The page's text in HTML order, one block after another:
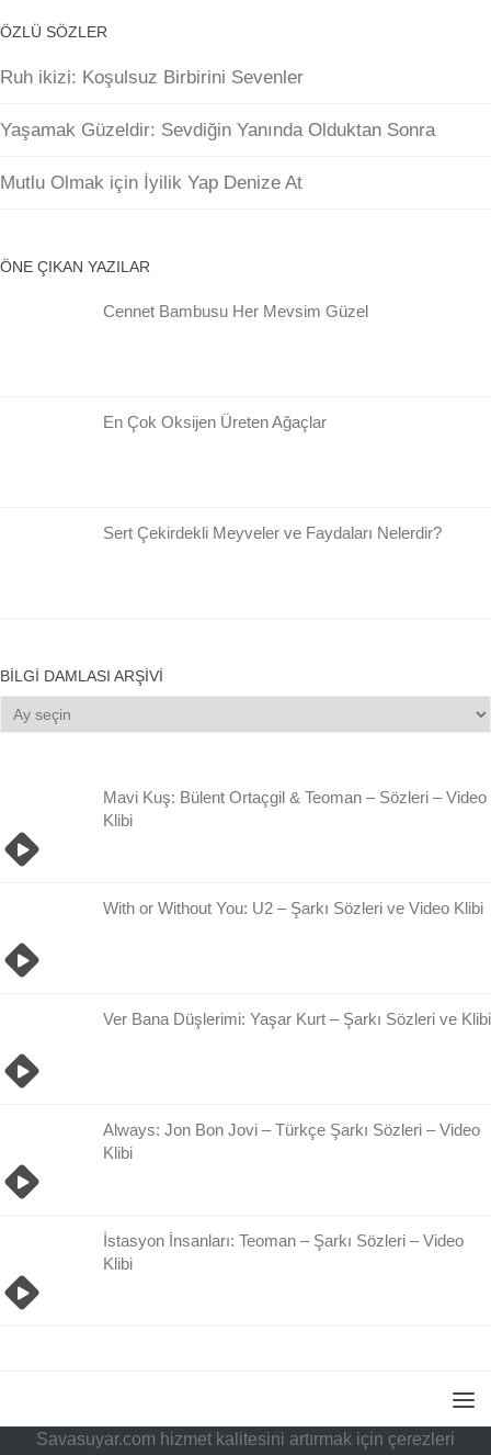
ÖZLÜ SÖZLER
Ruh ikizi: Koşulsuz Birbirini Sevenler
Yaşamak Güzeldir: Sevdiğin Yanında Olduktan Sonra
Mutlu Olmak için İyilik Yap Denize At
ÖNE ÇIKAN YAZILAR
Cennet Bambusu Her Mevsim Güzel
En Çok Oksijen Üreten Ağaçlar
Sert Çekirdekli Meyveler ve Faydaları Nelerdir?
BILGI DAMLASI ARŞIVI
Bilgi
Damlası
Mavi Kuş: Bülent Ortaçgil & Teoman – Sözleri – Video
Klibi
With or Without You: U2 – Şarkı Sözleri ve Video Klibi
Ver Bana Düşlerimi: Yaşar Kurt – Şarkı Sözleri ve Klibi
Always: Jon Bon Jovi – Türkçe Şarkı Sözleri – Video
Klibi
İstasyon İnsanları: Teoman – Şarkı Sözleri – Video
Klibi
Savasuyar.com hizmet kalitesini artırmak için çerezleri